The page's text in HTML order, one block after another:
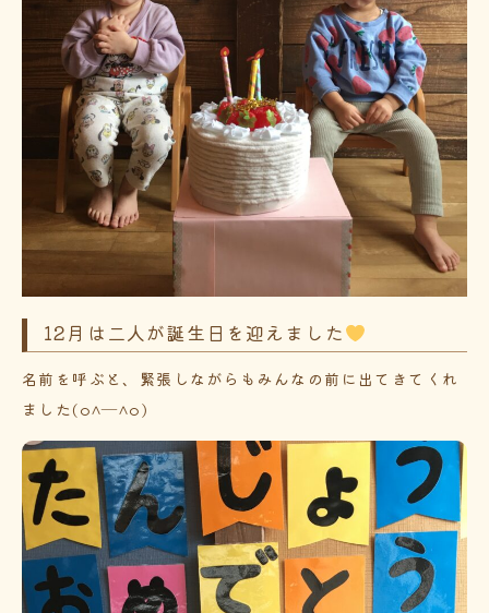
12月は二人が誕生日を迎えました
名前を呼ぶと、緊張しながらもみんなの前に出てきてくれ
ました(o^―^o)